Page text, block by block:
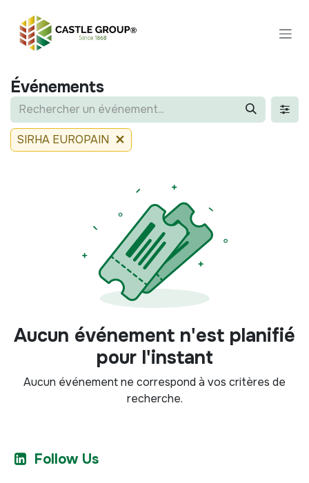
Événements
SIRHA EUROPAIN
Aucun événement n'est planifié
pour l'instant
Aucun événement ne correspond à vos critères de
recherche.
Follow Us